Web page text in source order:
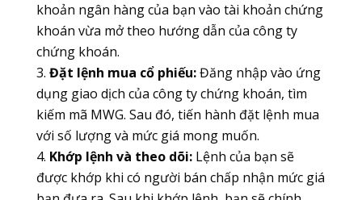
khoản ngân hàng của bạn vào tài khoản chứng
khoán vừa mở theo hướng dẫn của công ty
chứng khoán.
Đặt lệnh mua cổ phiếu:Đăng nhập vào ứng
dụng giao dịch của công ty chứng khoán, tìm
kiếm mã MWG. Sau đó, tiến hành đặt lệnh mua
với số lượng và mức giá mong muốn.
Khớp lệnh và theo dõi:Lệnh của bạn sẽ
được khớp khi có người bán chấp nhận mức giá